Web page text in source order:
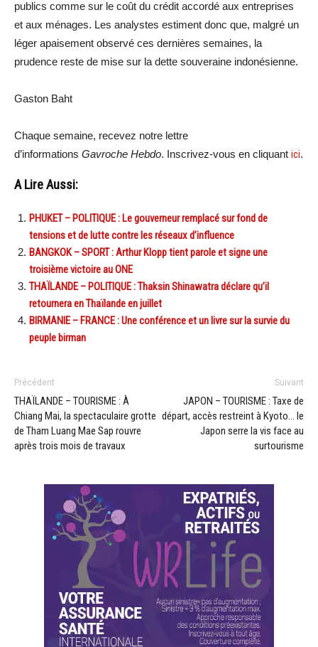
publics comme sur le coût du crédit accordé aux entreprises
et aux ménages. Les analystes estiment donc que, malgré un
léger apaisement observé ces dernières semaines, la
prudence reste de mise sur la dette souveraine indonésienne.
Gaston Baht
Chaque semaine, recevez notre lettre
d’informations Gavroche Hebdo. Inscrivez-vous en cliquant ici.
A Lire Aussi:
PHUKET – POLITIQUE : Le gouverneur remplacé sur fond de
tensions et de lutte contre les réseaux d’influence
BANGKOK – SPORT : Arthur Klopp tient parole et signe une
troisième victoire au ONE
THAÏLANDE – POLITIQUE : Thaksin Shinawatra déclare qu’il
retournera en Thaïlande en juillet
BIRMANIE – FRANCE : Une conférence et un livre sur la survie du
peuple birman
Précédent
THAÏLANDE – TOURISME : À
Chiang Mai, la spectaculaire grotte
de Tham Luang Mae Sap rouvre
après trois mois de travaux
Suivant
JAPON – TOURISME : Taxe de
départ, accès restreint à Kyoto… le
Japon serre la vis face au
surtourisme